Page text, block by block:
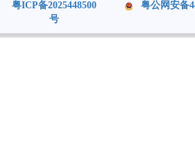
粤ICP备2025448500
号
粤公网安备